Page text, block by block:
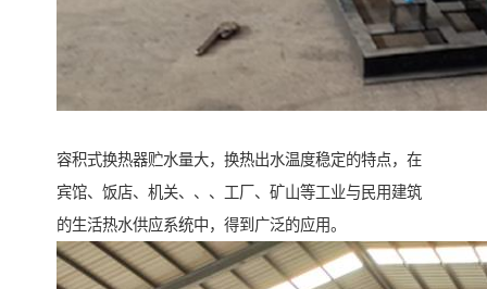
容积式换热器贮水量大，换热出水温度稳定的特点，在
宾馆、饭店、机关、、、工厂、矿山等工业与民用建筑
的生活热水供应系统中，得到广泛的应用。